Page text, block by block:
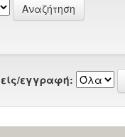
εγγραφή: